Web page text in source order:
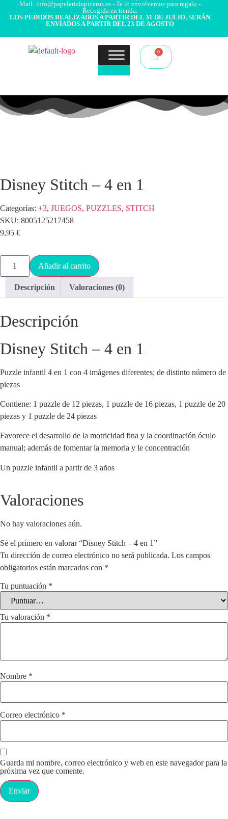
Mail: info@papelerialapiceros.es - Te lo envolvemos para regalo -
Recogida en tienda.
LOS PEDIDOS REALIZADOS A PARTIR DEL 31 DE JULIO, SERÁN
ENVIADOS A PARTIR DEL 23 DE AGOSTO
Disney Stitch – 4 en 1
Categorías: +3, JUEGOS, PUZZLES, STITCH
SKU: 8005125217458
9,95 €
Añadir al carrito
Descripción Valoraciones (0)
Descripción
Disney Stitch – 4 en 1
Puzzle infantil 4 en 1 con 4 imágenes diferentes; de distinto número de
piezas
Contiene: 1 puzzle de 12 piezas, 1 puzzle de 16 piezas, 1 puzzle de 20
piezas y 1 puzzle de 24 piezas
Favorece el desarrollo de la motricidad fina y la coordinación óculo
manual; además de fomentar la memoria y le concentración
Un puzzle infantil a partir de 3 años
Valoraciones
No hay valoraciones aún.
Sé el primero en valorar “Disney Stitch – 4 en 1”
Tu dirección de correo electrónico no será publicada. Los campos
obligatorios están marcados con *
Tu puntuación *
Tu valoración *
Nombre *
Correo electrónico *
Guarda mi nombre, correo electrónico y web en este navegador para la
próxima vez que comente.